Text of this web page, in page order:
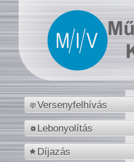
Versenyfelhívás
Lebonyolítás
Díjazás